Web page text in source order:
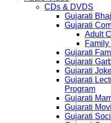
CDs & DVDS
Gujarati
Gujarati
Adult
Family
Gujarati
Gujarati
Gujarati
Gujarati
Program
Gujarati
Gujarati
Gujarati